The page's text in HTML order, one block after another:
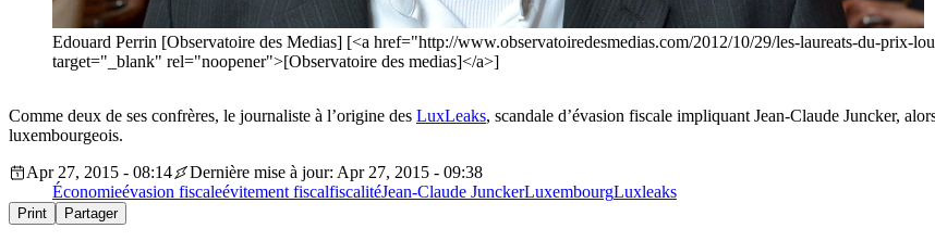
Edouard Perrin [Observatoire des Medias] [<a href="http://www.observatoiredesmedias.com/2012/10/29/les-laureats-du-prix-
target="_blank" rel="noopener">[Observatoire des medias]</a>]
Comme deux de ses confrères, le journaliste à l’origine des LuxLeaks, scandale d’évasion fiscale impliquant Jean-Claude Juncker,
luxembourgeois.
Apr 27, 2015 - 08:14
Dernière mise à jour: Apr 27, 2015 - 09:38
Économieévasion fiscaleévitement fiscalfiscalitéJean-Claude JunckerLuxembourgLuxleaks
Print Partager